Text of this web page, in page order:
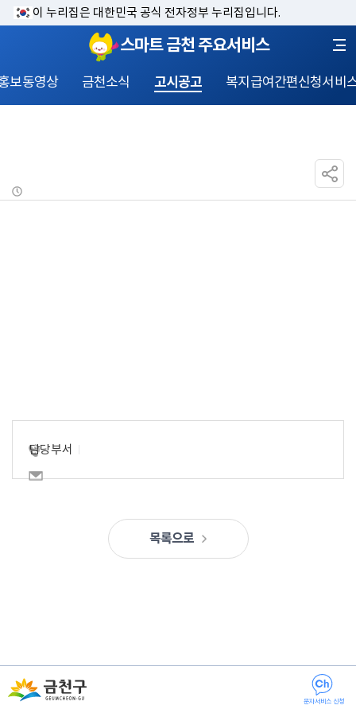
이 누리집은 대한민국 공식 전자정부 누리집입니다.
스마트 금천 주요서비스
보동영상 금천소식 고시공고 복지급여간편신청서비
문자서비스 신청
담당부서
목록으로